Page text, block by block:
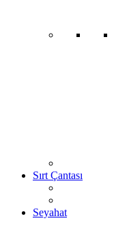
Sırt Çantası
Seyahat